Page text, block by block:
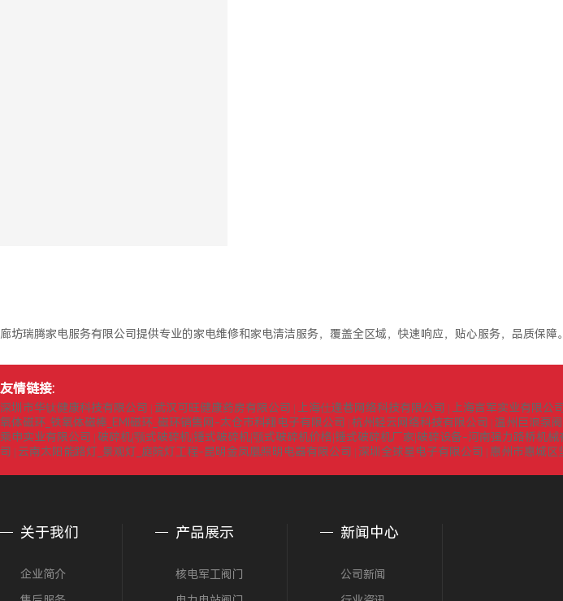
廊坊瑞腾家电服务有限公司提供专业的家电维修和家电清洁服务，覆盖全区域，快速响应，贴心服务，品质保障。
友情链接:
深圳市华钛健康科技有限公司 武汉可旺健康药房有限公司 上海仕逢巷网络科技有限公司 上海言军实业有限公司
氧体磁环_铁氧体磁棒_EMI磁环_磁环销售网-太仓市科翔电子有限公司
杭州轻云网络科技有限公司 温州巨浪泵
乘申实业有限公司
破碎机|颚式破碎机|锤式破碎机|颚式破碎机价格|锤式破碎机厂家|破碎设备-河南强力路桥机械
司
云南太阳能路灯_景观灯_庭院灯工程-昆明金凤凰照明电器有限公司 深圳全球星电子有限公司 惠州市惠城区
关于我们
企业简介
产品展示
核电军工阀门
新闻中心
公司新闻